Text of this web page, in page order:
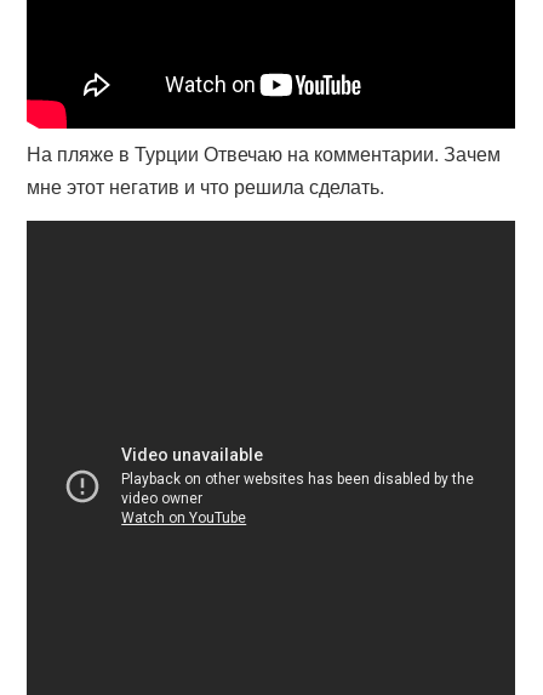
На пляже в Турции Отвечаю на комментарии. Зачем
мне этот негатив и что решила сделать.